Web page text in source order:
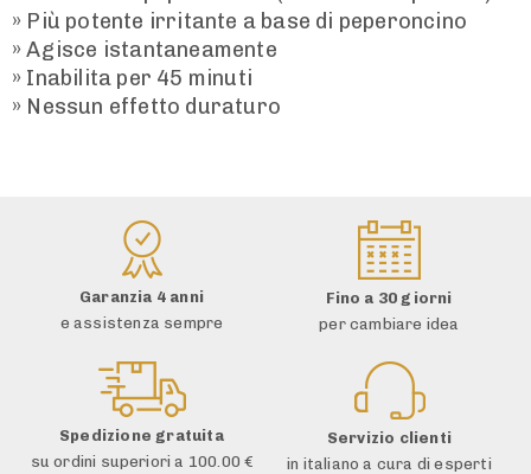
» Più potente irritante a base di peperoncino
» Agisce istantaneamente
» Inabilita per 45 minuti
» Nessun effetto duraturo
Garanzia 4 anni
e assistenza sempre
Fino a 30 giorni
per cambiare idea
Spedizione gratuita
su ordini superiori a 100.00 €
Servizio clienti
in italiano a cura di esperti